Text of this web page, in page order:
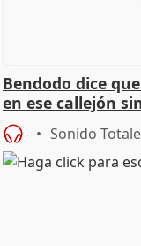
Bendodo dice
en ese callejón
Sonido